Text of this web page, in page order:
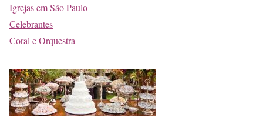
Igrejas em São Paulo
Celebrantes
Coral e Orquestra